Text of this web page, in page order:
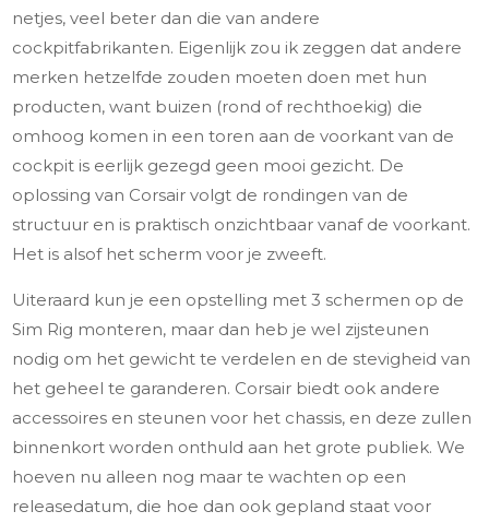
netjes, veel beter dan die van andere
cockpitfabrikanten. Eigenlijk zou ik zeggen dat andere
merken hetzelfde zouden moeten doen met hun
producten, want buizen (rond of rechthoekig) die
omhoog komen in een toren aan de voorkant van de
cockpit is eerlijk gezegd geen mooi gezicht. De
oplossing van Corsair volgt de rondingen van de
structuur en is praktisch onzichtbaar vanaf de voorkant.
Het is alsof het scherm voor je zweeft.
Uiteraard kun je een opstelling met 3 schermen op de
Sim Rig monteren, maar dan heb je wel zijsteunen
nodig om het gewicht te verdelen en de stevigheid van
het geheel te garanderen. Corsair biedt ook andere
accessoires en steunen voor het chassis, en deze zullen
binnenkort worden onthuld aan het grote publiek. We
hoeven nu alleen nog maar te wachten op een
releasedatum, die hoe dan ook gepland staat voor